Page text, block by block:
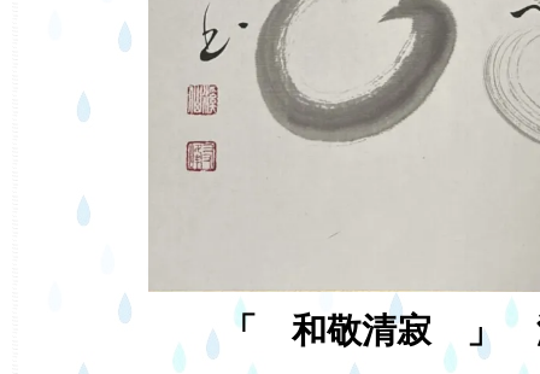
「 和敬清寂 」